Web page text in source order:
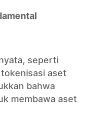
seperti
aset
bahwa
membawa aset